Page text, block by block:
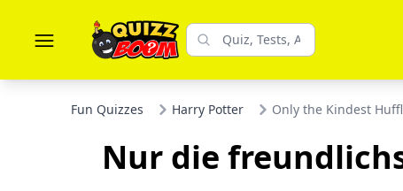
Fun Quizzes Harry Potter Only the Kindest
Nur die